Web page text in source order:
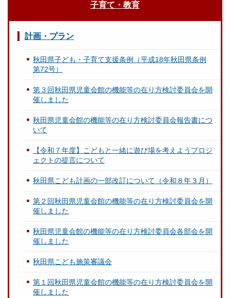
子育て・教育
計画・プラン
秋田県子ども・子育て支援条例（平成18年秋田県条例
第72号）
第３回秋田県児童会館の機能等の在り方検討委員会を開
催しました
秋田県児童会館の機能等の在り方検討委員会報告書につ
いて
【令和７年度】こどもと一緒に遊び場を考えようプロジ
ェクトの提言について
秋田県こども計画の一部改訂について（令和８年３月）
第２回秋田県児童会館の機能等の在り方検討委員会を開
催しました
秋田県児童会館の機能等の在り方検討委員会各部会を開
催しました
秋田県こども施策審議会
第１回秋田県児童会館の機能等の在り方検討委員会を開
催しました